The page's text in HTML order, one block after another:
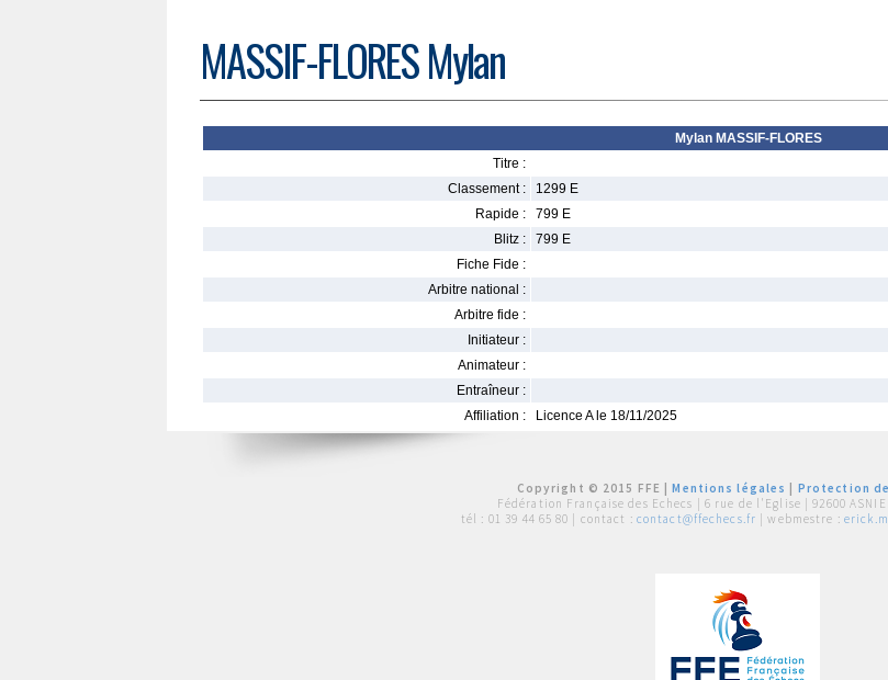
MASSIF-FLORES Mylan
Mylan MASSIF-FLORES
Titre :
Classement :
1299 E
Rapide :
799 E
Blitz :
799 E
Fiche Fide :
Arbitre national :
Arbitre fide :
Initiateur :
Animateur :
Entraîneur :
Affiliation :
Licence A le 18/11/2025
Copyright © 2015 FFE |Mentions légales
Protection
Fédération Française des Echecs | 6 rue de l'Eglise | 92600
tél : 01 39 44 65 80 | contact : contact@ffechecs.fr | webmestre :